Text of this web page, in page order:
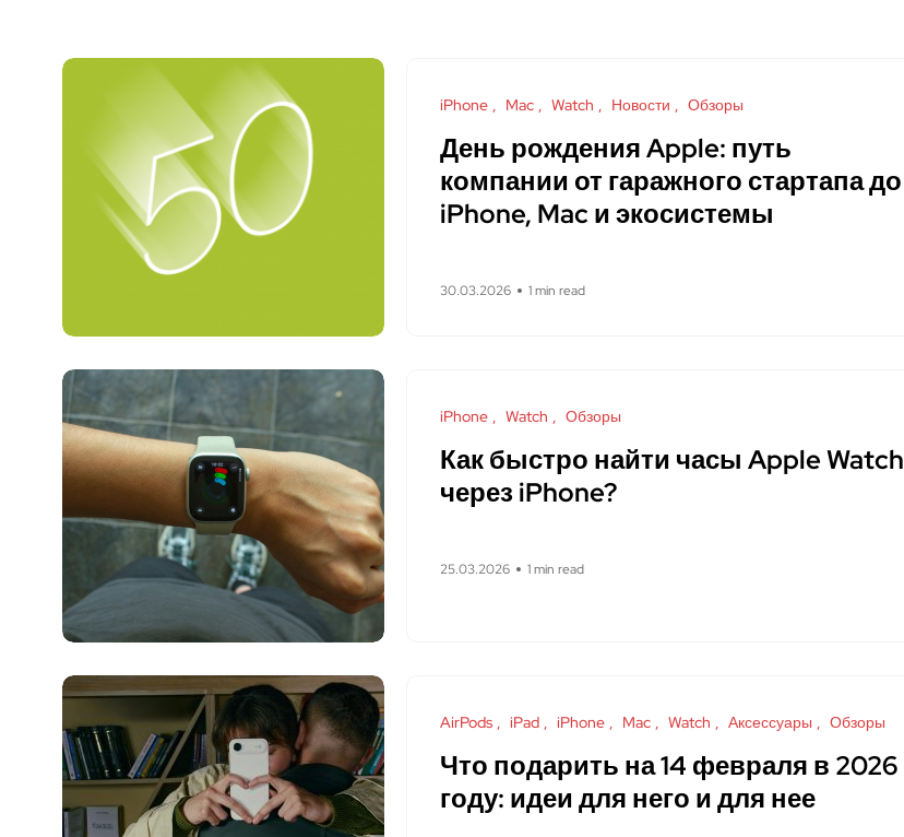
iPhone Mac Watch Новости Обзоры
День рождения Apple: путь
компании от гаражного стартапа до
iPhone, Mac и экосистемы
30.03.2026 1 min read
iPhone Watch Обзоры
Как быстро найти часы Apple Watch
через iPhone?
25.03.2026 1 min read
AirPods iPad iPhone Mac Watch Аксессуары Обзоры
Что подарить на 14 февраля в 2026
году: идеи для него и для нее